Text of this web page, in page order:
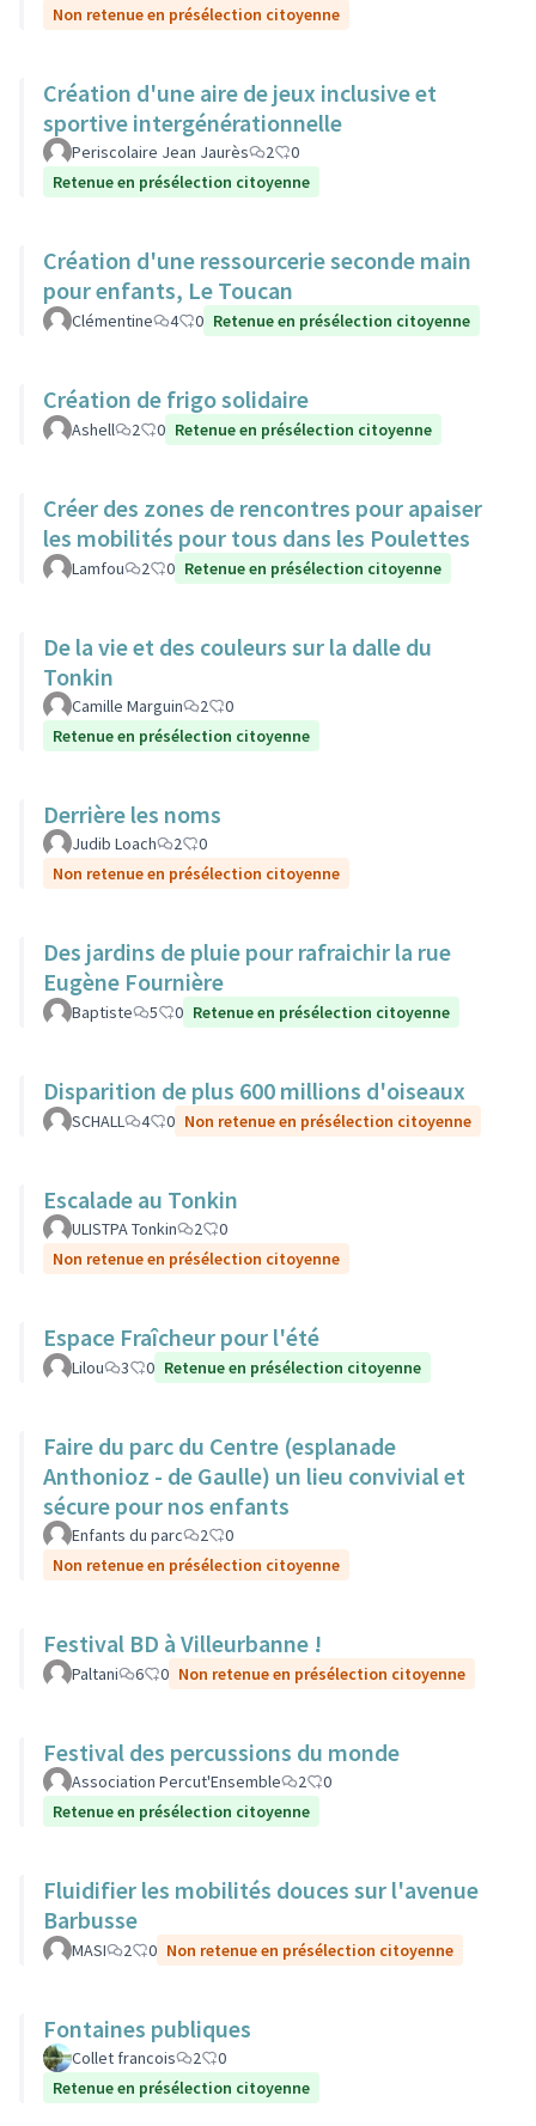
Non retenue en présélection citoyenne
Création d'une aire de jeux inclusive et
sportive intergénérationnelle
Periscolaire Jean Jaurès 2
0
Retenue en présélection citoyenne
Création d'une ressourcerie seconde main
pour enfants, Le Toucan
Clémentine 4 0 Retenue en présélection citoyenne
Création de frigo solidaire
Ashell 2 0 Retenue en présélection citoyenne
Créer des zones de rencontres pour apaiser
les mobilités pour tous dans les Poulettes
Lamfou 2 0 Retenue en présélection citoyenne
De la vie et des couleurs sur la dalle du
Tonkin
Camille Marguin 2
0
Retenue en présélection citoyenne
Derrière les noms
Judib Loach 2
0
Non retenue en présélection citoyenne
Des jardins de pluie pour rafraichir la rue
Eugène Fournière
Baptiste 5 0 Retenue en présélection citoyenne
Disparition de plus 600 millions d'oiseaux
SCHALL 4 0 Non retenue en présélection citoyenne
Escalade au Tonkin
ULISTPA Tonkin 2
0
Non retenue en présélection citoyenne
Espace Fraîcheur pour l'été
Lilou 3 0 Retenue en présélection citoyenne
Faire du parc du Centre (esplanade
Anthonioz - de Gaulle) un lieu convivial et
sécure pour nos enfants
Enfants du parc 2
0
Non retenue en présélection citoyenne
Festival BD à Villeurbanne !
Paltani 6 0 Non retenue en présélection citoyenne
Festival des percussions du monde
Association Percut'Ensemble 2
0
Retenue en présélection citoyenne
Fluidifier les mobilités douces sur l'avenue
Barbusse
MASI 2 0 Non retenue en présélection citoyenne
Fontaines publiques
Collet francois 2
0
Retenue en présélection citoyenne